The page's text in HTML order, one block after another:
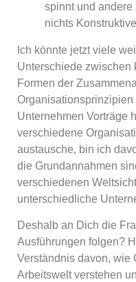
spinnt und
nichts
Ich könnte jetzt viele
Unterschiede zwischen
Formen der
Unternehmen Vorträge
verschiedene
austausche, bin ich
die Grundannahmen
verschiedenen
unterschiedliche
Deshalb an Dich die
Ausführungen folgen?
Verständnis davon, wie
Arbeitswelt verstehen